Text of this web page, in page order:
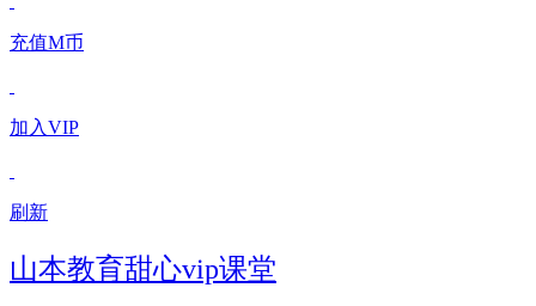
充值M币
加入VIP
刷新
山本教育甜心vip课堂